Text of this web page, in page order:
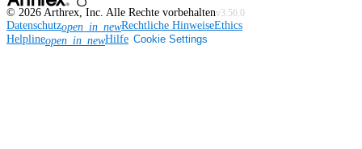
© 2026 Arthrex, Inc. Alle Rechte vorbehaltenv3.56.0
Datenschutzopen_in_newRechtliche HinweiseEthics
Helplineopen_in_newHilfe Cookie Settings